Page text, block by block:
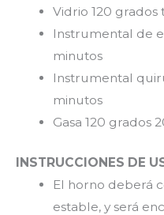
Vidrio 120
Instrumental de
minutos
Instrumental
minutos
Gasa 120 grados
INSTRUCCIONES DE
El horno deberá
estable, y será